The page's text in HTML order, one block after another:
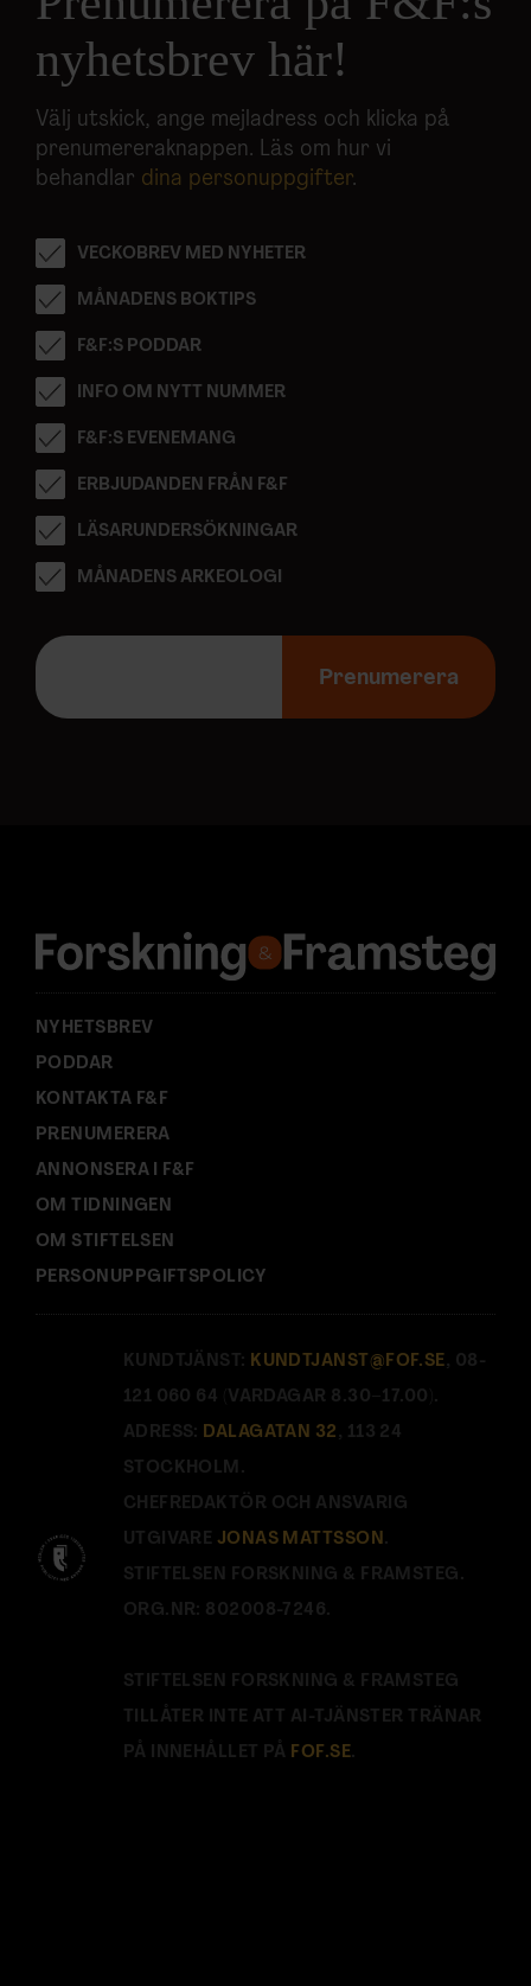
nyhetsbrev här!
Välj utskick, ange mejladress och klicka på
prenumereraknappen. Läs om hur vi
behandlar dina personuppgifter.
VECKOBREV MED NYHETER
MÅNADENS BOKTIPS
F&F:S PODDAR
INFO OM NYTT NUMMER
F&F:S EVENEMANG
ERBJUDANDEN FRÅN F&F
LÄSARUNDERSÖKNINGAR
MÅNADENS ARKEOLOGI
E
p
s
:
Prenumerera
NYHETSBREV
PODDAR
KONTAKTA F&F
PRENUMERERA
ANNONSERA I F&F
OM TIDNINGEN
OM STIFTELSEN
PERSONUPPGIFTSPOLICY
KUNDTJÄNST: KUNDTJANST@FOF.SE , 08-
121 060 64 (VARDAGAR 8.30–17.00).
ADRESS: DALAGATAN 32 , 113 24
STOCKHOLM.
CHEFREDAKTÖR OCH ANSVARIG
UTGIVARE JONAS MATTSSON .
STIFTELSEN FORSKNING & FRAMSTEG.
ORG.NR: 802008-7246.
STIFTELSEN FORSKNING & FRAMSTEG
TILLÅTER INTE ATT AI-TJÄNSTER TRÄNAR
PÅ INNEHÅLLET PÅ FOF.SE.